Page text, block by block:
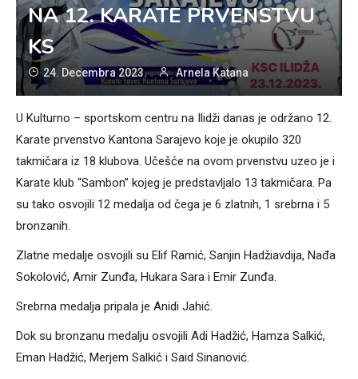
NA 12. KARATE PRVENSTVU
KS
24. Decembra 2023. Arnela Katana
U Kulturno – sportskom centru na Ilidži danas je održano 12.
Karate prvenstvo Kantona Sarajevo koje je okupilo 320
takmičara iz 18 klubova. Učešće na ovom prvenstvu uzeo je i
Karate klub “Sambon” kojeg je predstavljalo 13 takmičara. Pa
su tako osvojili 12 medalja od čega je 6 zlatnih, 1 srebrna i 5
bronzanih.
Zlatne medalje osvojili su Elif Ramić, Sanjin Hadžiavdija, Nađa
Sokolović, Amir Zunđa, Hukara Sara i Emir Zunđa.
Srebrna medalja pripala je Anidi Jahić.
Dok su bronzanu medalju osvojili Adi Hadžić, Hamza Salkić,
Eman Hadžić, Merjem Salkić i Said Sinanović.